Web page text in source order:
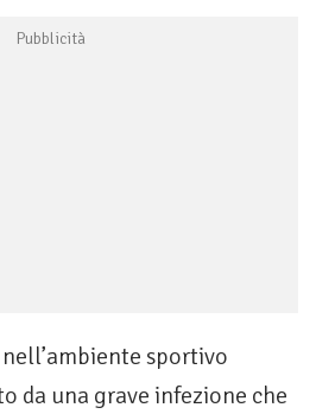
sportivo
da una grave infezione che